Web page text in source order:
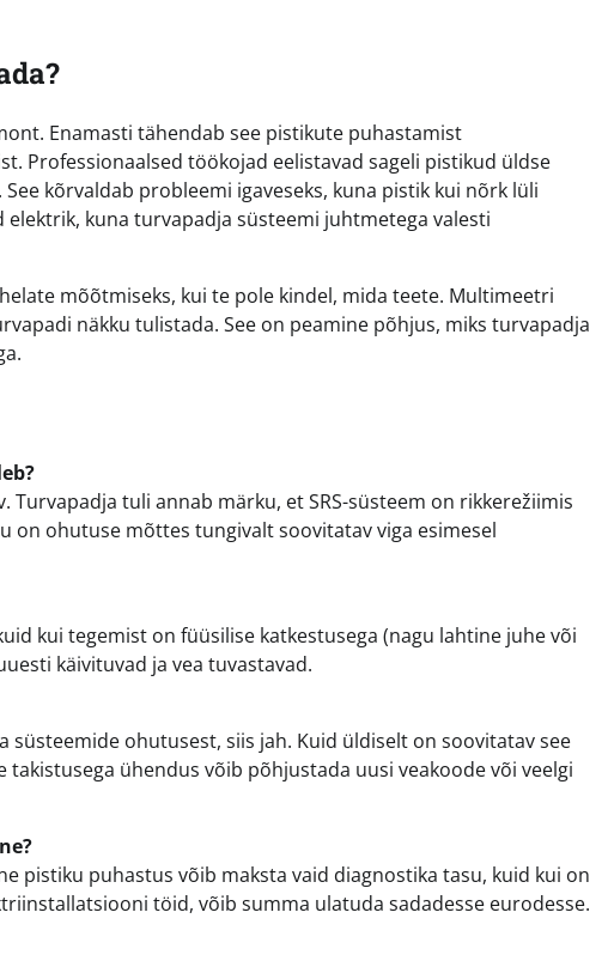
Enamasti tähendab see pistikute puhastamist
Professionaalsed töökojad eelistavad sageli pistikud üldse
kõrvaldab probleemi igaveseks, kuna pistik kui nõrk lüli
kuna turvapadja süsteemi juhtmetega valesti
mõõtmiseks, kui te pole kindel, mida teete. Multimeetri
näkku tulistada. See on peamine põhjus, miks turvapadja
tuli annab märku, et SRS-süsteem on rikkerežiimis
on ohutuse mõttes tungivalt soovitatav viga esimesel
kui tegemist on füüsilise katkestusega (nagu lahtine juhe või
käivituvad ja vea tuvastavad.
ohutusest, siis jah. Kuid üldiselt on soovitatav see
ühendus võib põhjustada uusi veakoode või veelgi
pistiku puhastus võib maksta vaid diagnostika tasu, kuid kui on
töid, võib summa ulatuda sadadesse eurodesse.